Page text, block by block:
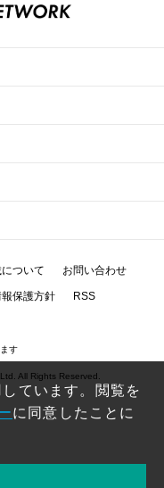
ついて お問い合わせ
保護方針 RSS
す
All Rights Reserved.
ています。閲覧を
に同意したことに